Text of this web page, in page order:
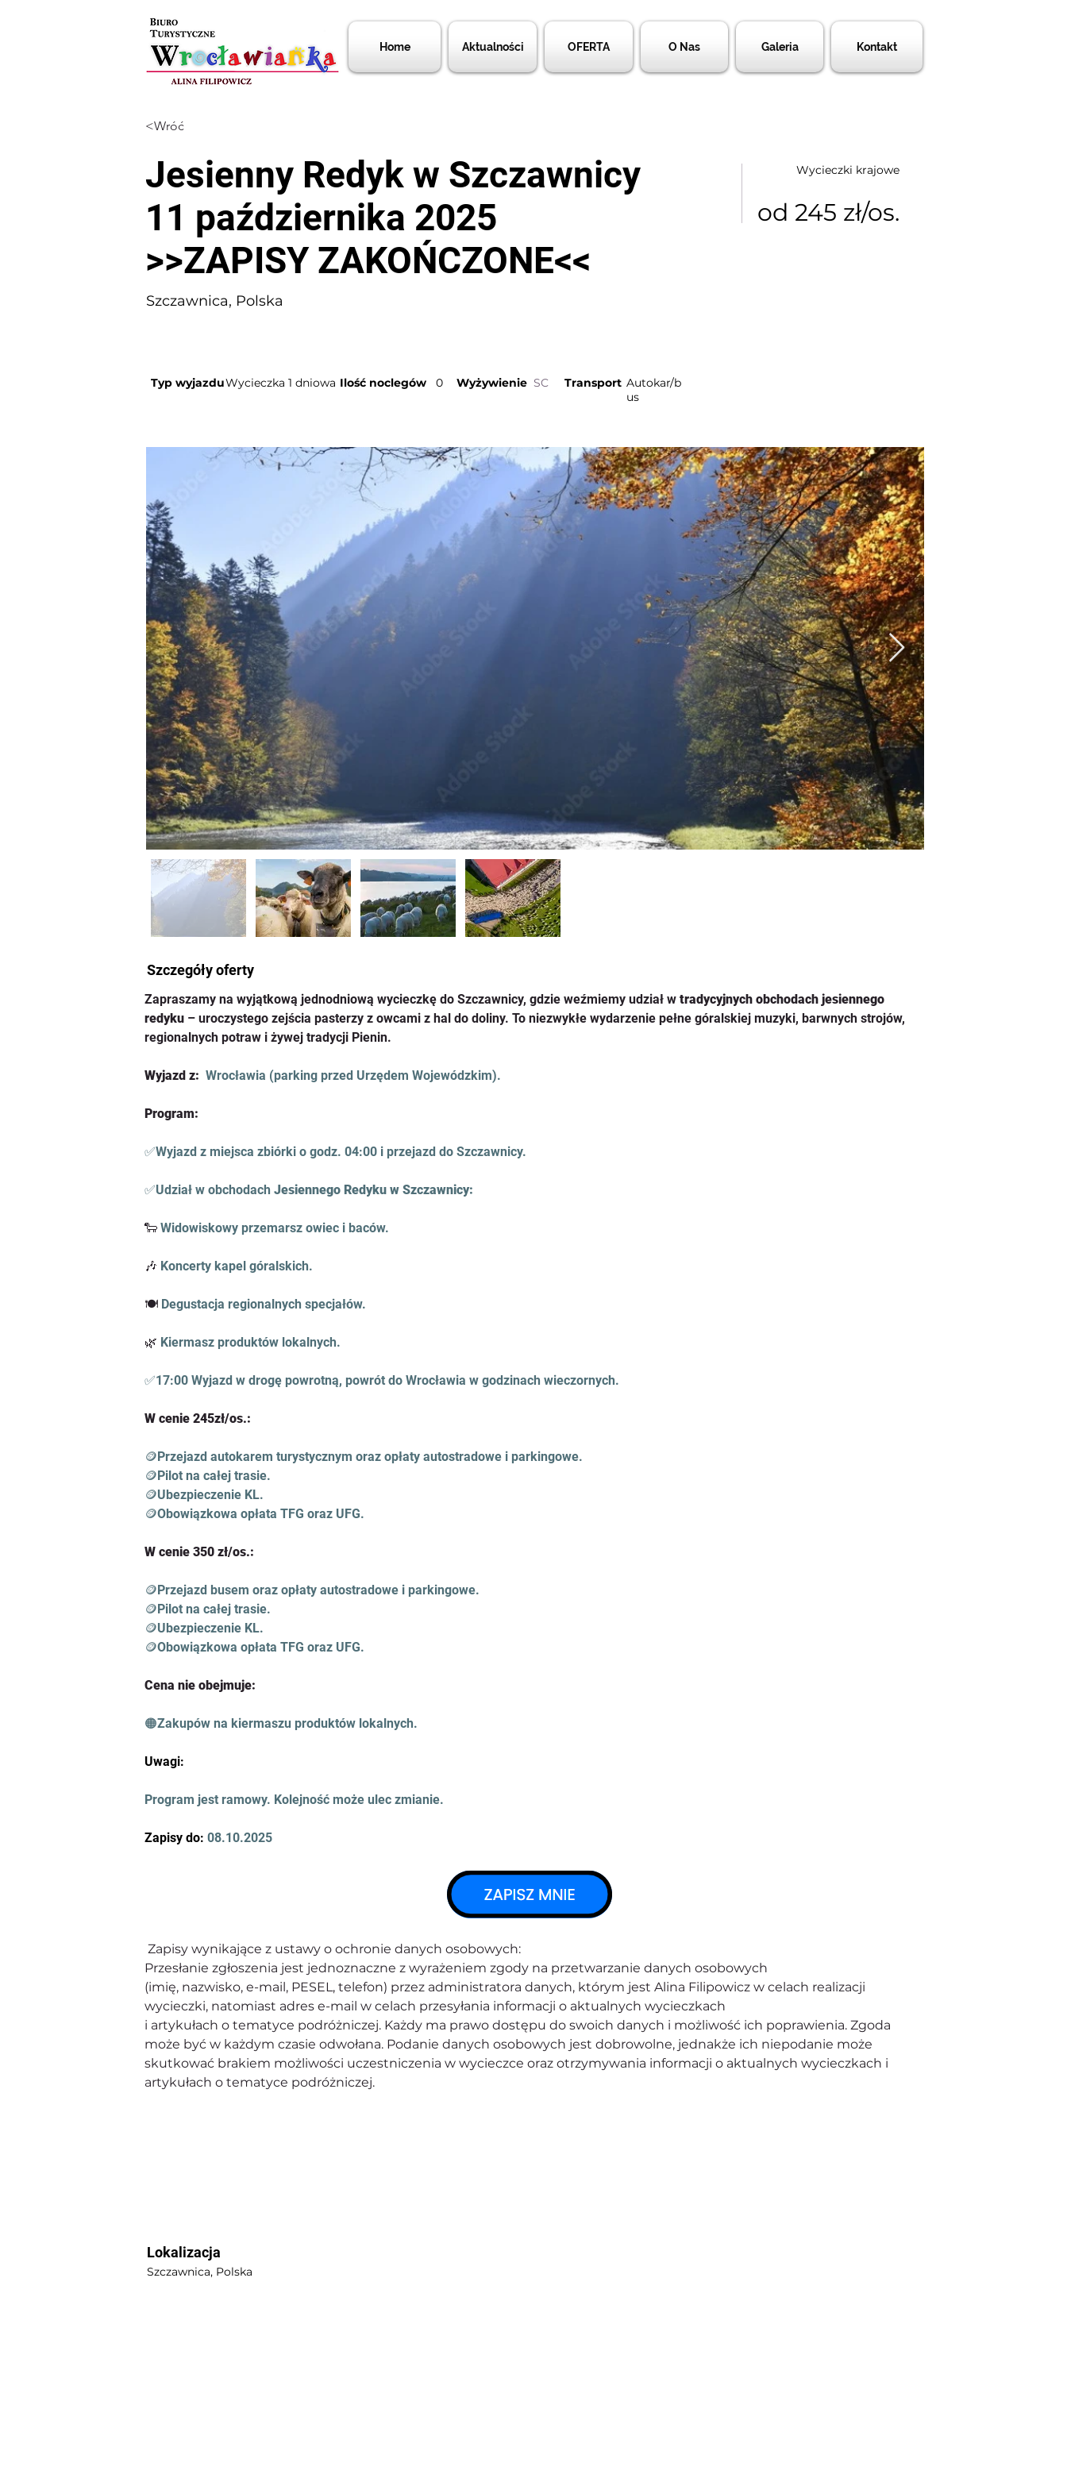
Home Aktualności OFERTA O Nas Galeria Kontakt
<Wróć
Jesienny Redyk w Szczawnicy
11 października 2025
>>ZAPISY ZAKOŃCZONE<<
Szczawnica, Polska
Wycieczki krajowe
od 245 zł/os.
Typ wyjazduWycieczka 1 dniowa Ilość noclegów 0 Wyżywienie SC Transport Autokar/b
us
Szczegóły oferty
Zapraszamy na wyjątkową jednodniową wycieczkę do Szczawnicy, gdzie weźmiemy udział w tradycyjnych obchodach jesiennego
redyku – uroczystego zejścia pasterzy z owcami z hal do doliny. To niezwykłe wydarzenie pełne góralskiej muzyki, barwnych strojów,
regionalnych potraw i żywej tradycji Pienin.
Wyjazd z: Wrocławia (parking przed Urzędem Wojewódzkim).
Program:
✅Wyjazd z miejsca zbiórki o godz. 04:00 i przejazd do Szczawnicy.
✅Udział w obchodach Jesiennego Redyku w Szczawnicy:
🐑 Widowiskowy przemarsz owiec i baców.
🎶 Koncerty kapel góralskich.
🍽 Degustacja regionalnych specjałów.
🌿 Kiermasz produktów lokalnych.
✅17:00 Wyjazd w drogę powrotną, powrót do Wrocławia w godzinach wieczornych.
W cenie 245zł/os.:
🪙Przejazd autokarem turystycznym oraz opłaty autostradowe i parkingowe.
🪙Pilot na całej trasie.
🪙Ubezpieczenie KL.
🪙Obowiązkowa opłata TFG oraz UFG.
W cenie 350 zł/os.:
🪙Przejazd busem oraz opłaty autostradowe i parkingowe.
🪙Pilot na całej trasie.
🪙Ubezpieczenie KL.
🪙Obowiązkowa opłata TFG oraz UFG.
Cena nie obejmuje:
🟠Zakupów na kiermaszu produktów lokalnych.
Uwagi:
Program jest ramowy. Kolejność może ulec zmianie.
Zapisy do: 08.10.2025
Zapisy wynikające z ustawy o ochronie danych osobowych:
Przesłanie zgłoszenia jest jednoznaczne z wyrażeniem zgody na przetwarzanie danych osobowych
(imię, nazwisko, e-mail, PESEL, telefon) przez administratora danych, którym jest Alina Filipowicz w celach realizacji
wycieczki, natomiast adres e-mail w celach przesyłania informacji o aktualnych wycieczkach
i artykułach o tematyce podróżniczej. Każdy ma prawo dostępu do swoich danych i możliwość ich poprawienia. Zgoda
może być w każdym czasie odwołana. Podanie danych osobowych jest dobrowolne, jednakże ich niepodanie może
skutkować brakiem możliwości uczestniczenia w wycieczce oraz otrzymywania informacji o aktualnych wycieczkach i
artykułach o tematyce podróżniczej.
Lokalizacja
Szczawnica, Polska